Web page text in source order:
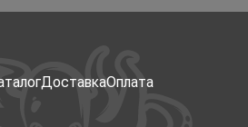
ДоставкаОплата